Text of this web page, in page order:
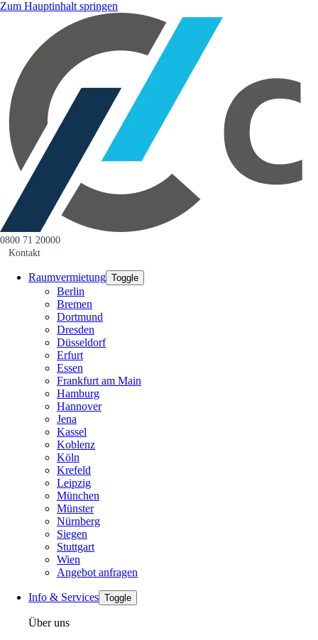
Zum Hauptinhalt springen
0800 71 20000
Kontakt
Raumvermietung Toggle
Berlin
Bremen
Dortmund
Dresden
Düsseldorf
Erfurt
Essen
Frankfurt am Main
Hamburg
Hannover
Jena
Kassel
Koblenz
Köln
Krefeld
Leipzig
München
Münster
Nürnberg
Siegen
Stuttgart
Wien
Angebot anfragen
Info & Services Toggle
Über uns